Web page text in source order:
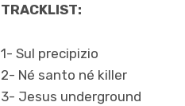
TRACKLIST:
1- Sul precipizio
2- Né santo né killer
3- Jesus underground